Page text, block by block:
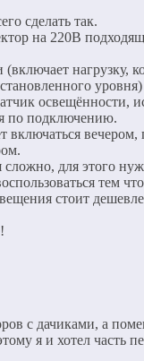
сделать так.
на 220В
нагрузку,
уровня)
освещённости,
по подключению.
включаться вечером,
сложно, для этого
тем что
стоит
с дачиками, а
я и хотел часть